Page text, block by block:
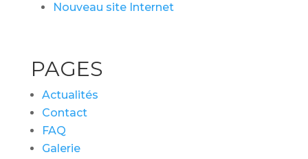
Nouveau site Internet
PAGES
Actualités
Contact
FAQ
Galerie